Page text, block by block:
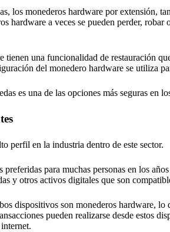
los monederos hardware por extensión,
hardware a veces se pueden perder,
tienen una funcionalidad de restauración
del monedero hardware se utiliza
es una de las opciones más seguras en
perfil en la industria dentro de este sector.
para muchas personas en los
y otros activos digitales que son
dispositivos son monederos hardware,
pueden realizarse desde estos